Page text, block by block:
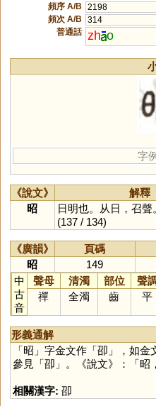
頻序 A/B
2198
頻次 A/B
314
普通話 zh o
字
《說文》 解釋
昭
日明也。从日，召聲
(137 / 134)
《廣韻》 頁碼
昭
149
中
古
音
聲母 清濁 部位 聲調
禪
全濁 齒 平
形義通解
「昭 」字金文作「卲 」，如金
參見「卲 」。《說文》：「昭
相關漢字: 卲